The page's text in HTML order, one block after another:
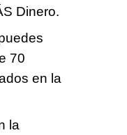
Dinero.
70
en la
la